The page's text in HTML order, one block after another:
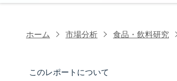
ホーム 市場分析 食品・飲料研究
このレポートについて